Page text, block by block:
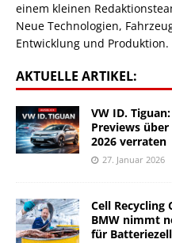
einem kleinen
Neue Technologien,
Entwicklung und Produktion.
AKTUELLE ARTIKEL:
VW ID.
Previews
2026 verraten
27. Januar 2026
Cell Recycling
BMW nimmt
für